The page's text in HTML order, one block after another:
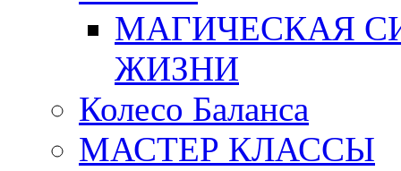
МАГИЧЕСКАЯ
ЖИЗНИ
Колесо Баланса
МАСТЕР КЛАССЫ